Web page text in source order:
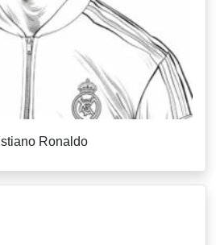
Ronaldo